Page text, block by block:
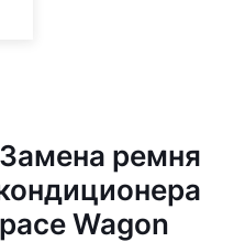
ремня
Wagon